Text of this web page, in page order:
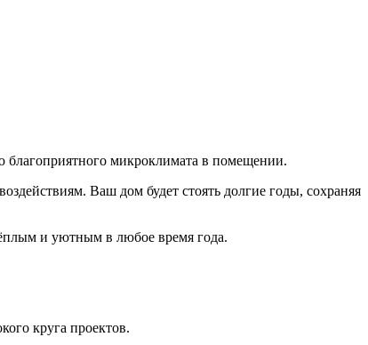
благоприятного микроклимата в помещении.
Ваш дом будет стоять долгие годы, сохраняя
и уютным в любое время года.
круга проектов.